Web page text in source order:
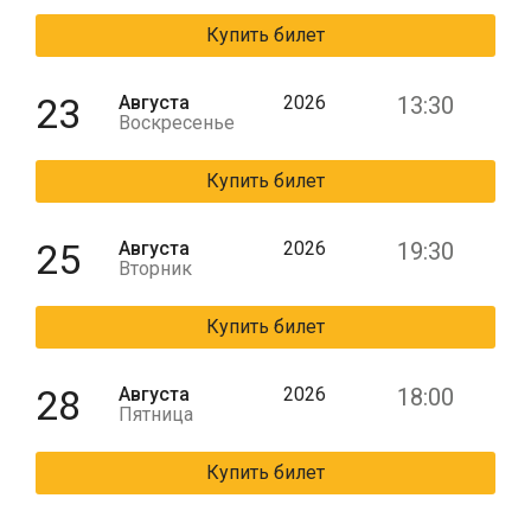
Купить билет
23
Августа
Воскресенье
2026 13:30
Купить билет
25
Августа
Вторник
2026 19:30
Купить билет
28
Августа
Пятница
2026 18:00
Купить билет